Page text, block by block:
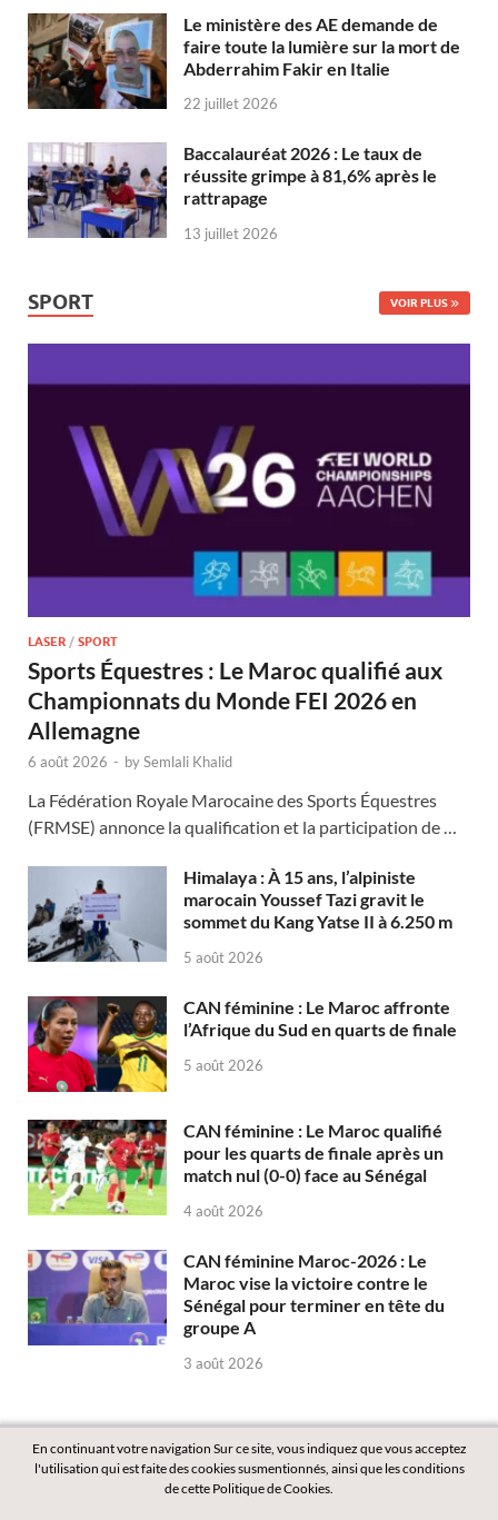
Le ministère des AE demande de
faire toute la lumière sur la mort de
Abderrahim Fakir en Italie
22 juillet 2026
Baccalauréat 2026 : Le taux de
réussite grimpe à 81,6% après le
rattrapage
13 juillet 2026
SPORT VOIR PLUS
LASER / SPORT
Sports Équestres : Le Maroc qualifié aux
Championnats du Monde FEI 2026 en
Allemagne
6 août 2026 - bySemlali Khalid
La Fédération Royale Marocaine des Sports Équestres
(FRMSE) annonce la qualification et la participation de …
Himalaya : À 15 ans, l’alpiniste
marocain Youssef Tazi gravit le
sommet du Kang Yatse II à 6.250 m
5 août 2026
CAN féminine : Le Maroc affronte
l’Afrique du Sud en quarts de finale
5 août 2026
CAN féminine : Le Maroc qualifié
pour les quarts de finale après un
match nul (0-0) face au Sénégal
4 août 2026
CAN féminine Maroc-2026 : Le
Maroc vise la victoire contre le
Sénégal pour terminer en tête du
groupe A
3 août 2026
En continuant votre navigation Sur ce site, vous indiquez que vous acceptez
l'utilisation qui est faite des cookies susmentionnés, ainsi que les conditions
de cette Politique de Cookies.